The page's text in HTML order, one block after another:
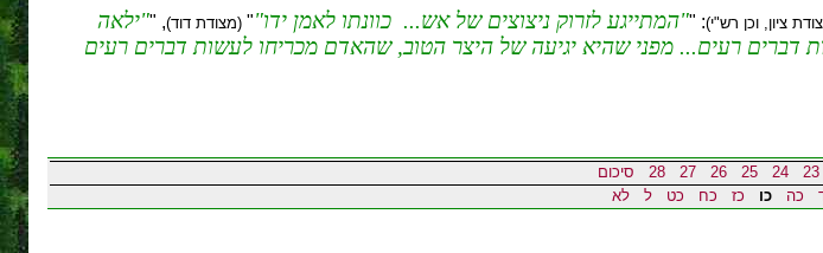
ציון, וכן רש"י): " המתייגע לזרוק ניצוצים של אש... כוונתו לאמן ידו " (מצודת דוד), " ילאה
דברים רעים... מפני שהיא יגיעה של היצר הטוב, שהאדם מכריחו לעשות דברים רעים
23
24
25
26
27
28
סיכום
כה כו כז כח כט ל לא